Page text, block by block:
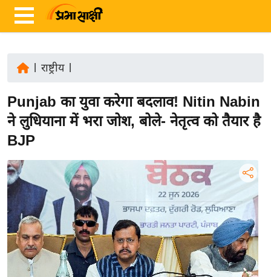
ज़ा
ख
ब
र
रा
ष्ट्री
य
अं
त
र्रा
राष्ट्रीय|
Punjab का युवा करेगा बदलाव! Nitin Nabin
ने लुधियाना में भरा जोश, बोले- नेतृत्व को तैयार है
BJP